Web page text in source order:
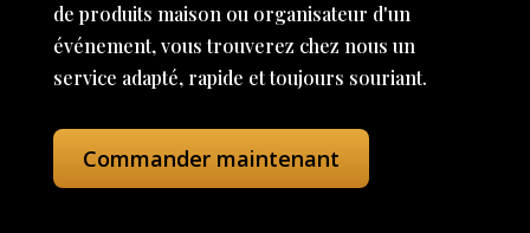
de produits maison ou organisateur d'un
événement, vous trouverez chez nous un
service adapté, rapide et toujours souriant.
Commander maintenant